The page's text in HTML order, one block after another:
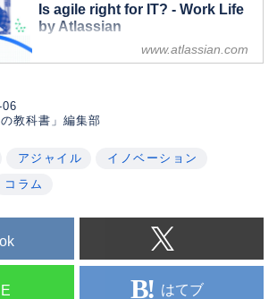
Is agile right for IT? - Work Life
by Atlassian
Answer these few questions before
you follow the trends.
www.atlassian.com
の教科書」編集部
アジャイル
イノベーション
コラム
はてブ